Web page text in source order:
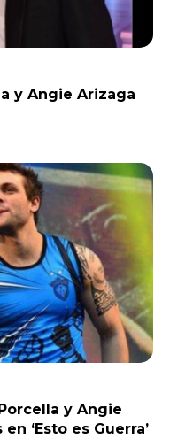
y Angie Arizaga
y Angie
‘Esto es Guerra’